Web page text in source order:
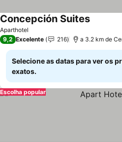
Aparthotel
Concepción SuitesVer
9,2 Excelente 216 a 3.2 km de
Selecione as datas para ver os
exatos.
Escolha popular